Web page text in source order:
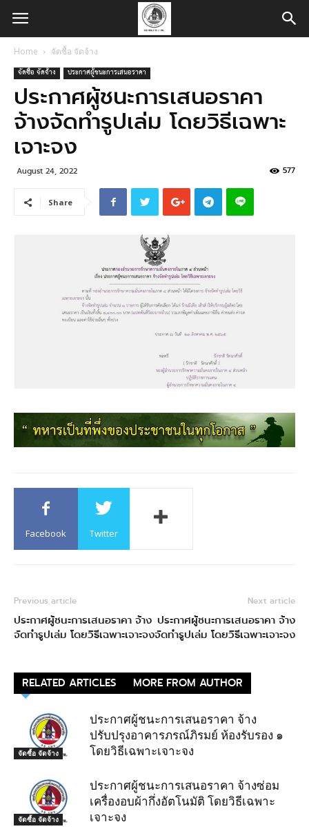
Home จัดซื้อ จัดจ้าง
จัดซื้อ จัดจ้าง ประกาศผู้ชนะการเสนอราคา
ประกาศผู้ชนะการเสนอราคา
จ้างจัดทำรูปเล่ม โดยวิธีเฉพาะ
เจาะจง
August 24, 2022 577
Share
Facebook Twitter
Previous article
ประกาศผู้ชนะการเสนอราคา จ้าง
จัดทำรูปเล่ม โดยวิธีเฉพาะเจาะจง
Next article
ประกาศผู้ชนะการเสนอราคา จ้าง
จัดทำรูปเล่ม โดยวิธีเฉพาะเจาะจง
RELATED ARTICLES MORE FROM AUTHOR
จัดซื้อ จัดจ้าง
ประกาศผู้ชนะการเสนอราคา จ้าง
ปรับปรุงอาคารภรณ์ภิรมย์ ห้องรับรอง ๑
โดยวิธีเฉพาะเจาะจง
จัดซื้อ จัดจ้าง
ประกาศผู้ชนะการเสนอราคา จ้างซ่อม
เครื่องอบผ้ากึ่งอัตโนมัติ โดยวิธีเฉพาะ
เจาะจง